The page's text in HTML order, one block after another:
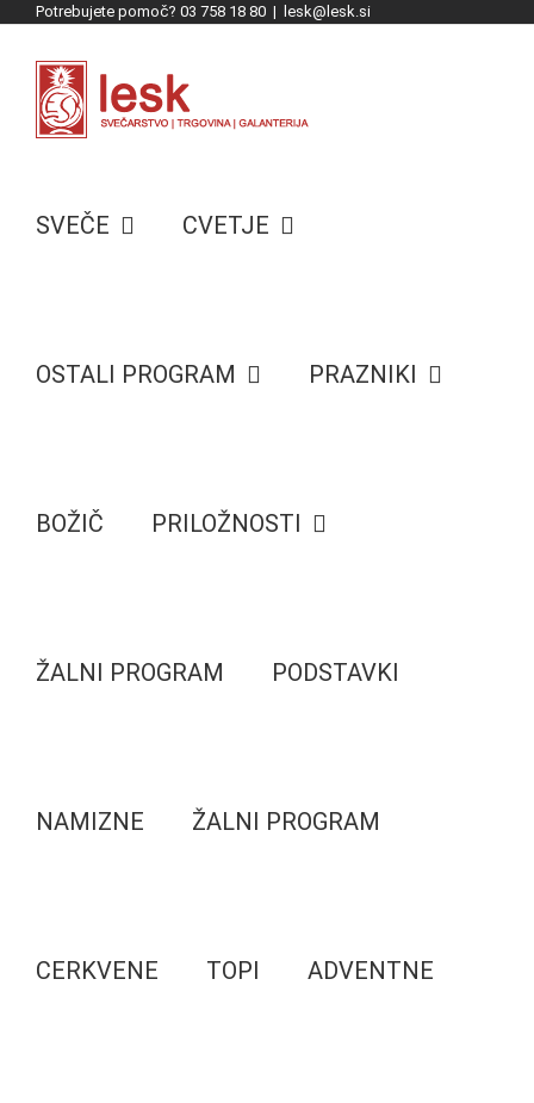
content
Potrebujete pomoč? 03 758 18 80 | lesk@lesk.si
SVEČE CVETJE
OSTALI PROGRAM PRAZNIKI
BOŽIČ PRILOŽNOSTI
ŽALNI PROGRAM PODSTAVKI
NAMIZNE ŽALNI PROGRAM
CERKVENE TOPI ADVENTNE